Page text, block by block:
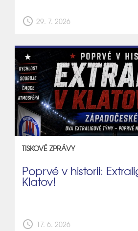
schedule 29. 7. 2026
TISKOVÉ ZPRÁVY
Poprvé v historii:
Klatov!
schedule 17. 6. 2026